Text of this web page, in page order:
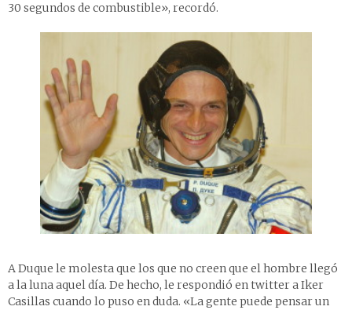
30 segundos de combustible», recordó.
A Duque le molesta que los que no creen que el hombre llegó
a la luna aquel día. De hecho, le respondió en twitter a Iker
Casillas cuando lo puso en duda. «La gente puede pensar un